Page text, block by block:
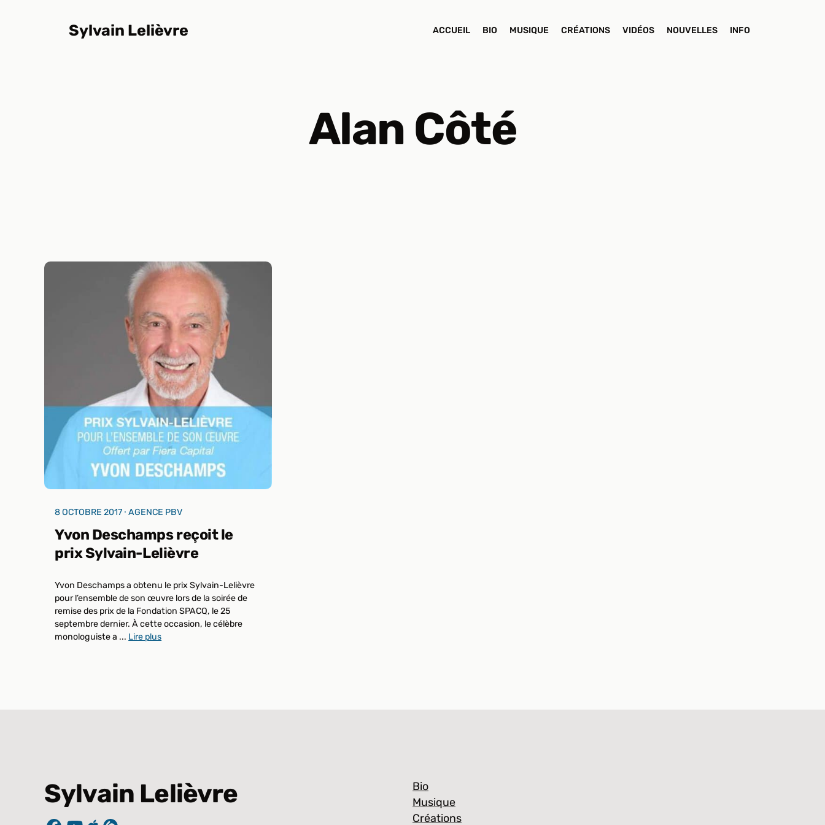
Sylvain Lelièvre ACCUEIL BIO MUSIQUE CRÉATIONS VIDÉOS NOUVELLES INFO
Alan Côté
Yvon Deschamps reçoit le
prix Sylvain-Lelièvre
8 OCTOBRE 2017 ⸱ AGENCE PBV
Yvon Deschamps a obtenu le prix Sylvain-Lelièvre
pour l’ensemble de son œuvre lors de la soirée de
remise des prix de la Fondation SPACQ, le 25
septembre dernier. À cette occasion, le célèbre
monologuiste a ... Lire plus
Sylvain Lelièvre
Bio
Musique
Créations